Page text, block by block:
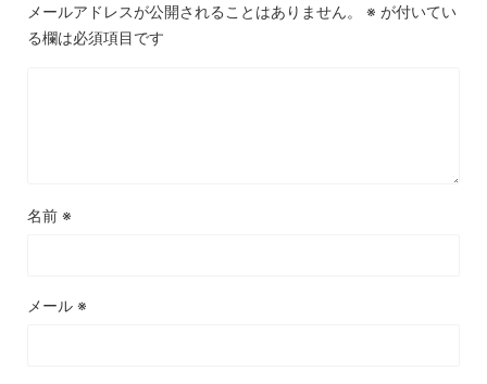
メールアドレスが公開されることはありません。 ※ が付いてい
る欄は必須項目です
名前 ※
メール ※